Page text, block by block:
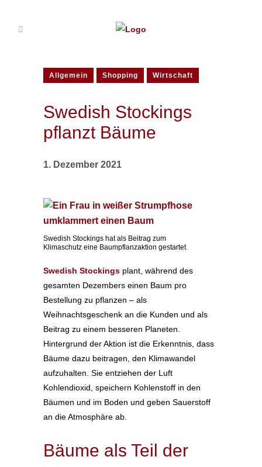
Allgemein Shopping Wirtschaft
Swedish Stockings
pflanzt Bäume
1. Dezember 2021
Swedish Stockings hat als Beitrag zum
Klimaschutz eine Baumpflanzaktion gestartet.
Swedish Stockings plant, während des
gesamten Dezembers einen Baum pro
Bestellung zu pflanzen – als
Weihnachtsgeschenk an die Kunden und als
Beitrag zu einem besseren Planeten.
Hintergrund der Aktion ist die Erkenntnis, dass
Bäume dazu beitragen, den Klimawandel
aufzuhalten. Sie entziehen der Luft
Kohlendioxid, speichern Kohlenstoff in den
Bäumen und im Boden und geben Sauerstoff
an die Atmosphäre ab.
Bäume als Teil der